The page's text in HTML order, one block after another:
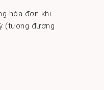
hóa đơn khi
(tương đương